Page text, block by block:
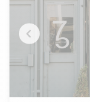
réglementaires
surface de 102
aménagement
professionnels. Le
adaptées à une
vitrine et des
livraison. Prix de
indiquée : T3
Bosc, 33800